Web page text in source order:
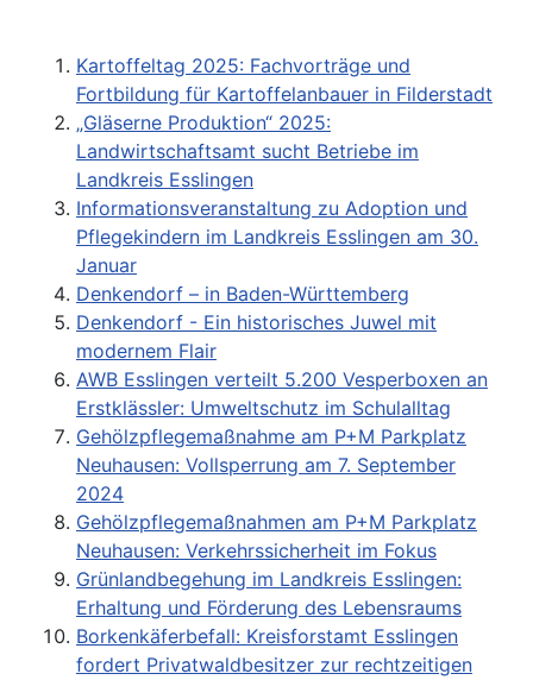
Kartoffeltag 2025: Fachvorträge und
Fortbildung für Kartoffelanbauer in Filderstadt
„Gläserne Produktion“ 2025:
Landwirtschaftsamt sucht Betriebe im
Landkreis Esslingen
Informationsveranstaltung zu Adoption und
Pflegekindern im Landkreis Esslingen am 30.
Januar
Denkendorf – in Baden-Württemberg
Denkendorf - Ein historisches Juwel mit
modernem Flair
AWB Esslingen verteilt 5.200 Vesperboxen an
Erstklässler: Umweltschutz im Schulalltag
Gehölzpflegemaßnahme am P+M Parkplatz
Neuhausen: Vollsperrung am 7. September
2024
Gehölzpflegemaßnahmen am P+M Parkplatz
Neuhausen: Verkehrssicherheit im Fokus
Grünlandbegehung im Landkreis Esslingen:
Erhaltung und Förderung des Lebensraums
Borkenkäferbefall: Kreisforstamt Esslingen
fordert Privatwaldbesitzer zur rechtzeitigen